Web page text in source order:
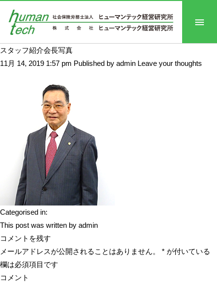
スタッフ紹介会長写真
11月 14, 2019 1:57 pm Published by admin Leave your thoughts
Categorised in:
This post was written by admin
コメントを残す
メールアドレスが公開されることはありません。
* が付いている
欄は必須項目です
コメント